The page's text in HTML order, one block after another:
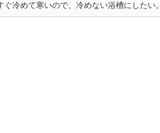
ぐ冷めて寒いので、冷めない浴槽にしたい。